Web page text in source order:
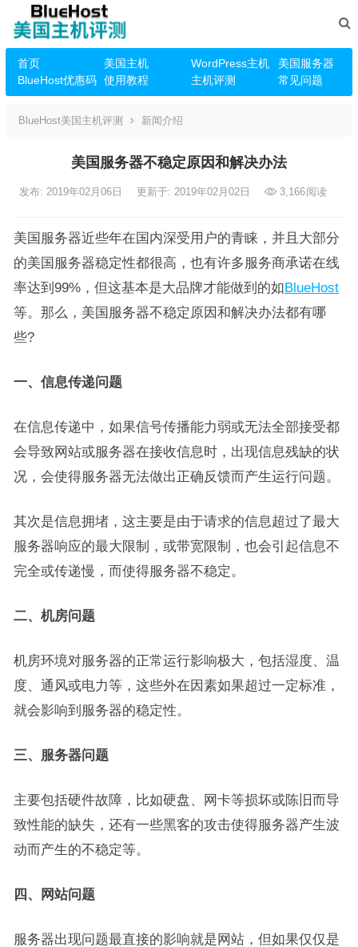
首页 美国主机 WordPress主机
美国服务器
BlueHost优惠码
使用教程 主机评测 常见问题
BlueHost美国主机评测 新闻介绍
美国服务器不稳定原因和解决办法
发布: 2019年02月06日 更新于: 2019年02月02日 3,166阅读
美国服务器近些年在国内深受用户的青睐，并且大部分
的美国服务器稳定性都很高，也有许多服务商承诺在线
率达到99%，但这基本是大品牌才能做到的如BlueHost
等。那么，美国服务器不稳定原因和解决办法都有哪
些?
一、信息传递问题
在信息传递中，如果信号传播能力弱或无法全部接受都
会导致网站或服务器在接收信息时，出现信息残缺的状
况，会使得服务器无法做出正确反馈而产生运行问题。
其次是信息拥堵，这主要是由于请求的信息超过了最大
服务器响应的最大限制，或带宽限制，也会引起信息不
完全或传递慢，而使得服务器不稳定。
二、机房问题
机房环境对服务器的正常运行影响极大，包括湿度、温
度、通风或电力等，这些外在因素如果超过一定标准，
就会影响到服务器的稳定性。
三、服务器问题
主要包括硬件故障，比如硬盘、网卡等损坏或陈旧而导
致性能的缺失，还有一些黑客的攻击使得服务器产生波
动而产生的不稳定等。
四、网站问题
服务器出现问题最直接的影响就是网站，但如果仅仅是